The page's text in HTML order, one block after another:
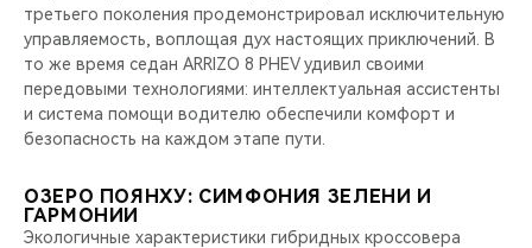
третьего поколения продемонстрировал исключительную
управляемость, воплощая дух настоящих приключений. В
то же время седан ARRIZO 8 PHEV удивил своими
передовыми технологиями: интеллектуальная ассистенты
и система помощи водителю обеспечили комфорт и
безопасность на каждом этапе пути.
ОЗЕРО ПОЯНХУ: СИМФОНИЯ ЗЕЛЕНИ И
ГАРМОНИИ
Экологичные характеристики гибридных кроссовера